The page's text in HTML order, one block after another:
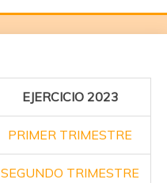
EJERCICIO 2023
PRIMER TRIMESTRE
SEGUNDO TRIMESTRE